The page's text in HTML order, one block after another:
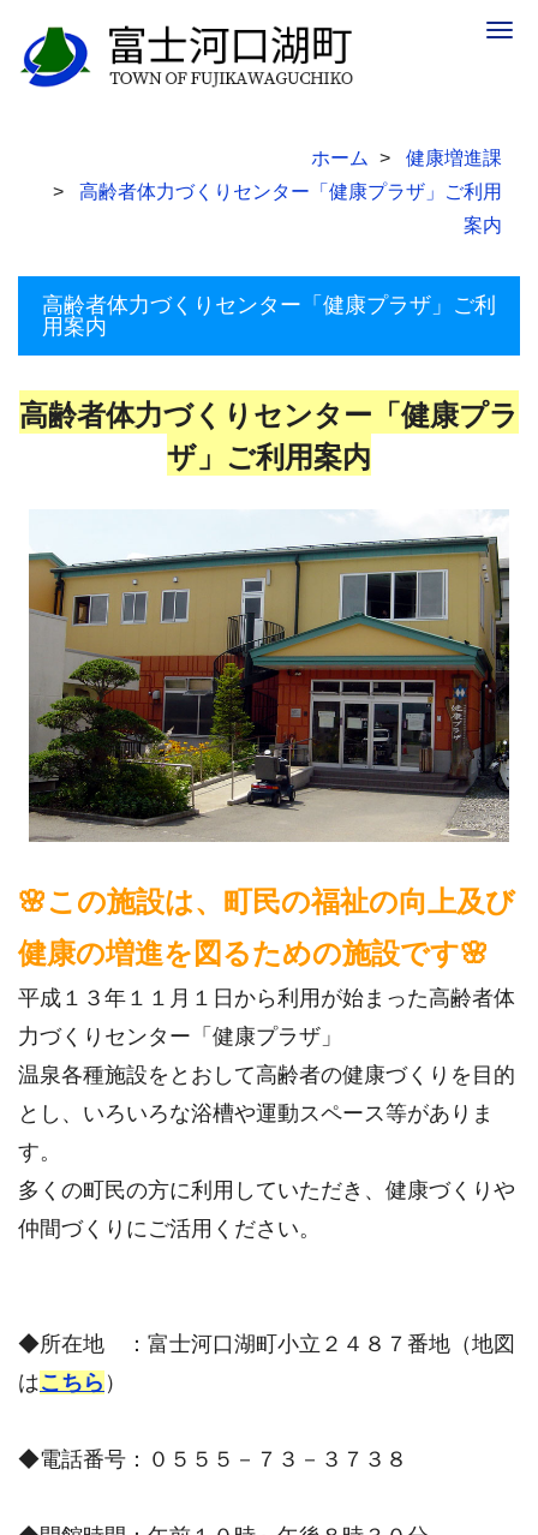
ホーム
健康増進課
高齢者体力づくりセンター「健康プラザ」ご利用
案内
高齢者体力づくりセンター「健康プラザ」ご利
用案内
高齢者体力づくりセンター「健康プラ
ザ」ご利用案内
🌸この施設は、町民の福祉の向上及び
健康の増進を図るための施設です🌸
平成１３年１１月１日から利用が始まった高齢者体
力づくりセンター「健康プラザ」
温泉各種施設をとおして高齢者の健康づくりを目的
とし、いろいろな浴槽や運動スペース等がありま
す。
多くの町民の方に利用していただき、健康づくりや
仲間づくりにご活用ください。
◆所在地 ：富士河口湖町小立２４８７番地（地図
はこちら ）
◆電話番号：０５５５－７３－３７３８